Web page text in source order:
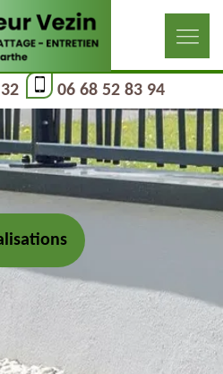
06 68 52 83 94